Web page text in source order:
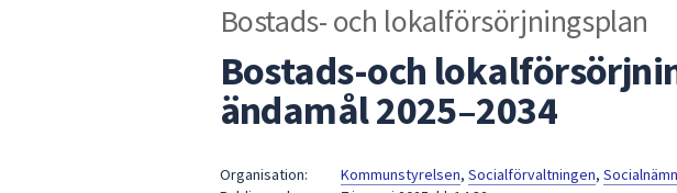
sökförslag
att
presenteras
under
piltangenterna
Bostads- och lokalförsörjningsplan
Bostads-och
ändamål 2025–2034
Organisation: Kommunstyrelsen, Socialförvaltningen,